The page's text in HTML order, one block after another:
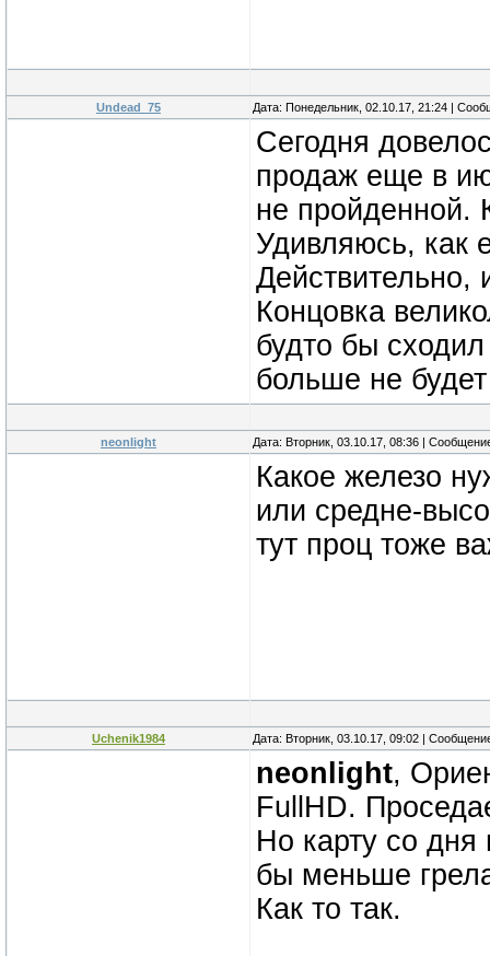
Undead_75 Дата: Понедельник, 02.10.17, 21:24 |
Сегодня
продаж еще в
не пройденной.
Удивляюсь, как
Действительно,
Концовка
будто бы
больше не
neonlight Дата: Вторник, 03.10.17, 08:36 |
Какое железо
или средне-
тут проц тоже
Uchenik1984 Дата: Вторник, 03.10.17, 09:02 |
neonlight,
FullHD.
Но карту со дня
бы меньше
Как то так.